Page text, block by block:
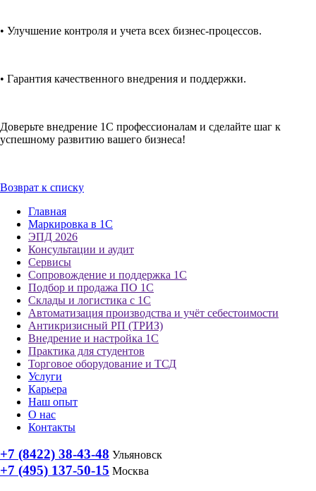
• Улучшение контроля и учета всех бизнес-процессов.
• Гарантия качественного внедрения и поддержки.
Доверьте внедрение 1С профессионалам и сделайте шаг к
успешному развитию вашего бизнеса!
Возврат к списку
Главная
Маркировка в 1С
ЭПД 2026
Консультации и аудит
Сервисы
Сопровождение и поддержка 1С
Подбор и продажа ПО 1С
Склады и логистика с 1С
Автоматизация производства и учёт себестоимости
Антикризисный РП (ТРИЗ)
Внедрение и настройка 1С
Практика для студентов
Торговое оборудование и ТСД
Услуги
Карьера
Наш опыт
О нас
Контакты
+7 (8422) 38-43-48 Ульяновск
+7 (495) 137-50-15 Москва